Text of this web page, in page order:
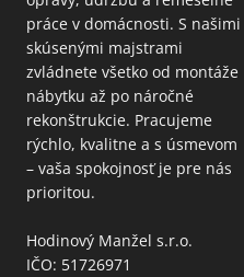
práce v domácnosti. S našimi
skúsenými majstrami
zvládnete všetko od montáže
nábytku až po náročné
rekonštrukcie. Pracujeme
rýchlo, kvalitne a s úsmevom
– vaša spokojnosť je pre nás
prioritou.
Hodinový Manžel s.r.o.
IČO: 51726971